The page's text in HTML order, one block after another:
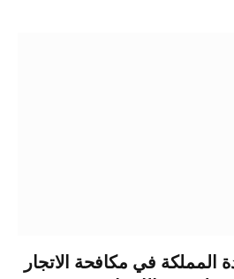
المملكة في مكافحة الاتجار